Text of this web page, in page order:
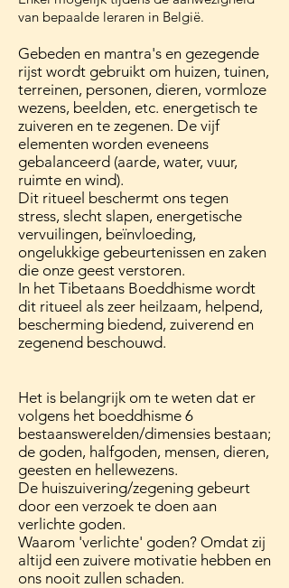
van bepaalde leraren in België.
Gebeden en mantra's en gezegende
rijst wordt gebruikt om huizen, tuinen,
terreinen, personen, dieren, vormloze
wezens, beelden, etc. energetisch te
zuiveren en te zegenen. De vijf
elementen worden eveneens
gebalanceerd (aarde, water, vuur,
ruimte en wind).
Dit ritueel beschermt ons tegen
stress, slecht slapen, energetische
vervuilingen, beïnvloeding,
ongelukkige gebeurtenissen en zaken
die onze geest verstoren.
In het Tibetaans Boeddhisme wordt
dit ritueel als zeer heilzaam, helpend,
bescherming biedend, zuiverend en
zegenend beschouwd.
Het is belangrijk om te weten dat er
volgens het boeddhisme 6
bestaanswerelden/dimensies bestaan;
de goden, halfgoden, mensen, dieren,
geesten en hellewezens.
De huiszuivering/zegening gebeurt
door een verzoek te doen aan
verlichte goden.
Waarom 'verlichte' goden? Omdat zij
altijd een zuivere motivatie hebben en
ons nooit zullen schaden.